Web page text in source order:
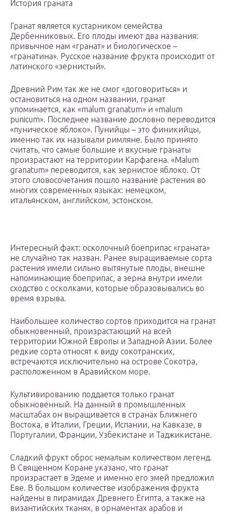
История граната
Гранат является кустарником семейства
Дербенниковых. Его плоды имеют два названия:
привычное нам «гранат» и биологическое –
«гранатина». Русское название фрукта происходит от
латинского «зернистый».
Древний Рим так же не смог «договориться» и
остановиться на одном названии, гранат
упоминается, как «malum granatum» и «malum
punicum». Последнее название дословно переводится
«пуническое яблоко». Пунийцы – это финикийцы,
именно так их называли римляне. Было принято
считать, что самые большие и вкусные гранаты
произрастают на территории Карфагена. «Malum
granatum» переводится, как зернистое яблоко. От
этого словосочетания пошло название растения во
многих современных языках: немецком,
итальянском, английском, эстонском.
Интересный факт: осколочный боеприпас «граната»
не случайно так назван. Ранее выращиваемые сорта
растения имели сильно вытянутые плоды, внешне
напоминающие боеприпас, а зерна внутри имели
сходство с осколками, которые образовывались во
время взрыва.
Наибольшее количество сортов приходится на гранат
обыкновенный, произрастающий на всей
территории Южной Европы и Западной Азии. Более
редкие сорта относят к виду сокотранских,
встречаются исключительно на острове Сокотра,
расположенном в Аравийском море.
Культивированию поддается только гранат
обыкновенный. На данный в промышленных
масштабах он выращивается в странах Ближнего
Востока, в Италии, Греции, Испании, на Кавказе, в
Португалии, Франции, Узбекистане и Таджикистане.
Сладкий фрукт оброс немалым количеством легенд.
В Священном Коране указано, что гранат
произрастает в Эдеме и именно его змей предложил
Еве. В большом количестве изображения фрукта
найдены в пирамидах Древнего Египта, а также на
византийских тканях, в орнаментах арабов и